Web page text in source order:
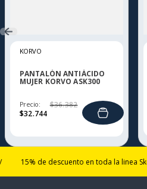
KORVO
PANTALÓN ANTIÁCIDO
MUJER KORVO ASK300
Precio:
$32.744
$36.382
15% de descuento en toda la linea